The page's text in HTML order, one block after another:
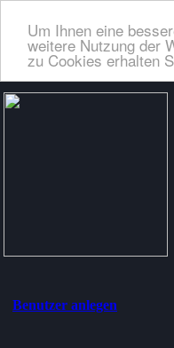
Um Ihnen eine
weitere Nutzung der
zu Cookies erhalten
Benutzer anlegen